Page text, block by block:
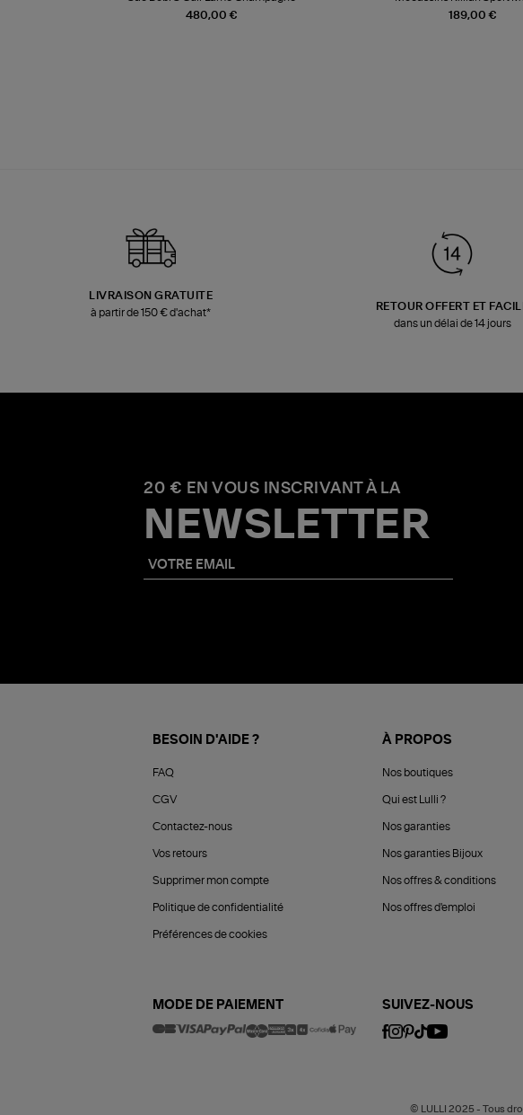
480,00 €
189,00 €
LIVRAISON GRATUITE
à partir de 150 € d'achat*
RETOUR OFFERT ET
dans un délai de 14 jours
20 € EN VOUS INSCRIVANT À LA
NEWSLETTER
BESOIN D'AIDE ?
FAQ
CGV
Contactez-nous
Vos retours
Supprimer mon compte
Politique de confidentialité
Préférences de cookies
À PROPOS
Nos boutiques
Qui est Lulli ?
Nos garanties
Nos garanties Bijoux
Nos offres & conditions
Nos offres d'emploi
MODE DE PAIEMENT SUIVEZ-NOUS
© LULLI 2025 - Tous